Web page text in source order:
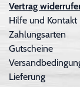
Vertrag
Hilfe und Kontakt
Zahlungsarten
Gutscheine
Lieferung